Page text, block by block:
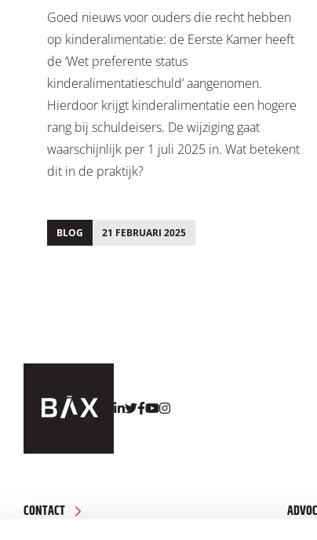
Goed nieuws voor ouders die recht hebben
op kinderalimentatie: de Eerste Kamer heeft
de ‘Wet preferente status
kinderalimentatieschuld’ aangenomen.
Hierdoor krijgt kinderalimentatie een hogere
rang bij schuldeisers. De wijziging gaat
waarschijnlijk per 1 juli 2025 in. Wat betekent
dit in de praktijk?
BLOG 21 FEBRUARI 2025
CONTACT